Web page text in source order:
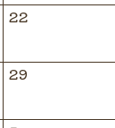
22
29